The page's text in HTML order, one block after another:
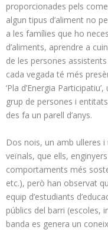
proporcionades pels
algun tipus d’aliment no
a les famílies que ho
d’aliments, aprendre a
de les persones
cada vegada té més
‘Pla d’Energia
grup de persones i
des fa un parell d’anys.
Dos nois, un amb ulleres
veïnals, que ells,
comportaments més
etc.), però han observat
equip d’estudiants
públics del barri (escoles,
banda es genera un